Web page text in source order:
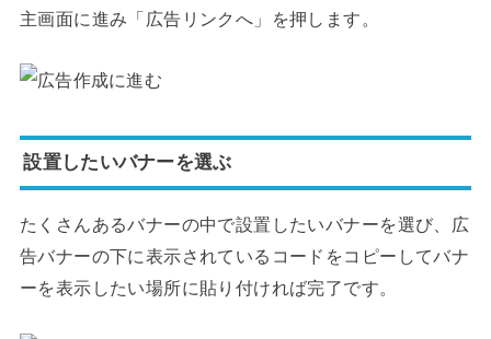
主画面に進み「広告リンクへ」を押します。
設置したいバナーを選ぶ
たくさんあるバナーの中で設置したいバナーを選び、広
告バナーの下に表示されているコードをコピーしてバナ
ーを表示したい場所に貼り付ければ完了です。